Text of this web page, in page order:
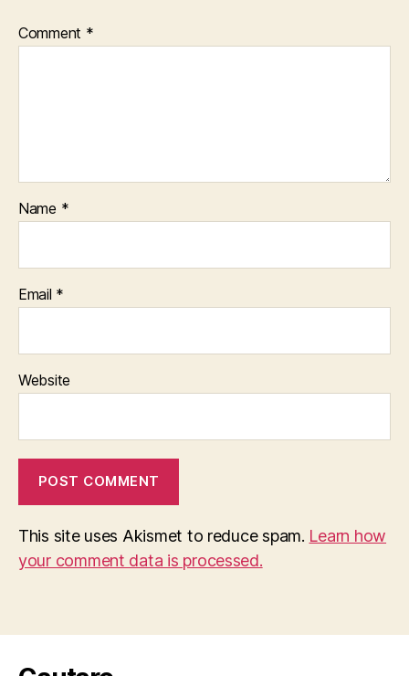
Comment *
Name *
Email *
Website
This site uses Akismet to reduce spam. Learn how
your comment data is processed.